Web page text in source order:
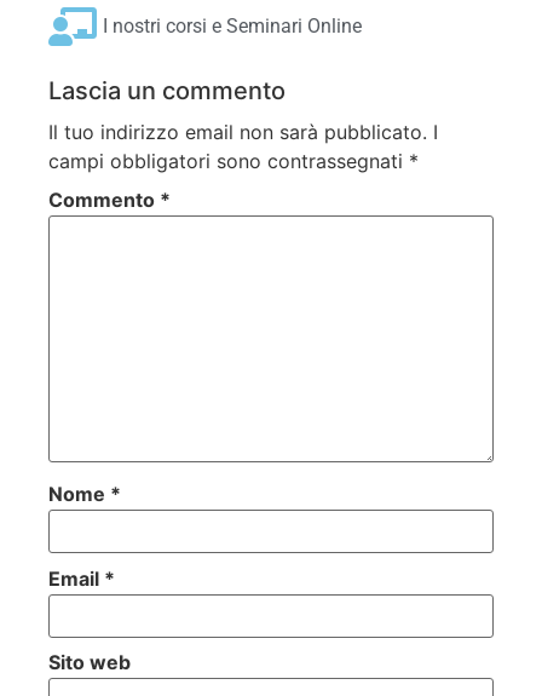
I nostri corsi e Seminari Online
Lascia un commento
Il tuo indirizzo email non sarà pubblicato. I
campi obbligatori sono contrassegnati *
Commento *
Nome *
Email *
Sito web